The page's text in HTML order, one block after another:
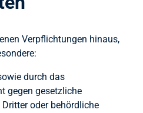
Verpflichtungen hinaus,
durch das
gegen gesetzliche
oder behördliche